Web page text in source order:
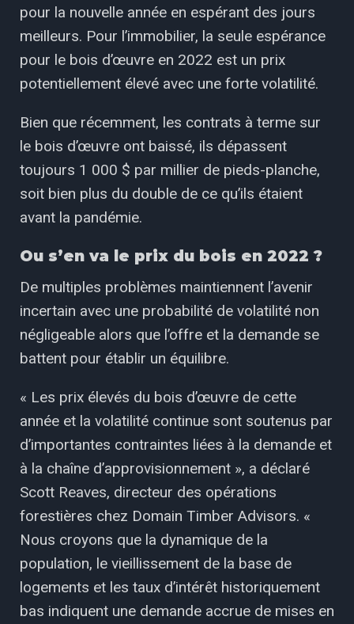
pour la nouvelle année en espérant des jours
meilleurs. Pour l’immobilier, la seule espérance
pour le bois d’œuvre en 2022 est un prix
potentiellement élevé avec une forte volatilité.
Bien que récemment, les contrats à terme sur
le bois d’œuvre ont baissé, ils dépassent
toujours 1 000 $ par millier de pieds-planche,
soit bien plus du double de ce qu’ils étaient
avant la pandémie.
Ou s’en va le prix du bois en 2022 ?
De multiples problèmes maintiennent l’avenir
incertain avec une probabilité de volatilité non
négligeable alors que l’offre et la demande se
battent pour établir un équilibre.
« Les prix élevés du bois d’œuvre de cette
année et la volatilité continue sont soutenus par
d’importantes contraintes liées à la demande et
à la chaîne d’approvisionnement », a déclaré
Scott Reaves, directeur des opérations
forestières chez Domain Timber Advisors. «
Nous croyons que la dynamique de la
population, le vieillissement de la base de
logements et les taux d’intérêt historiquement
bas indiquent une demande accrue de mises en